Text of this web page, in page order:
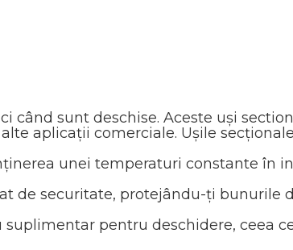
când sunt deschise. Aceste uși
aplicații comerciale. Ușile
unei temperaturi constante în
de securitate, protejându-ți bunurile
pentru deschidere, ceea